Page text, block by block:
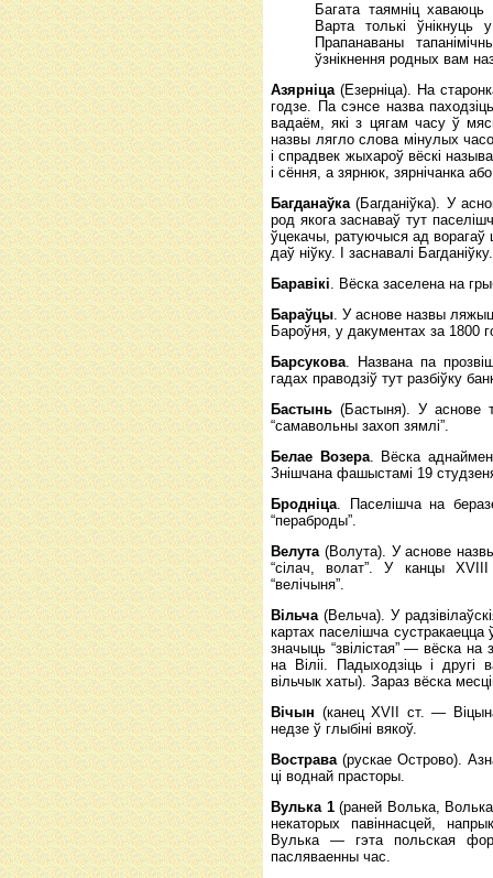
Багата таямніц
Варта толькі
Прапанаваны
ўзнікнення родных вам
Азярніца(Езерніца). На
годзе. Па сэнсе назва
вадаём, які з цягам часу ў
назвы лягло слова мінулых
і спрадвек жыхароў вёскі
і сёння, а зярнюк, зярнічанка
Багданаўка(Багданіўка). У
род якога заснаваў тут
ўцекачы, ратуючыся ад ворагаў
даў ніўку. І заснавалі Багданіўку.
Баравікі. Вёска заселена на
Бараўцы. У аснове назвы
Бароўня, у дакументах за 1800
Барсукова. Названа па
гадах праводзіў тут разбіўку
Бастынь (Бастыня). У аснове
“самавольны захоп зямлі”.
Белае Возера. Вёска
Знішчана фашыстамі 19
Бродніца. Паселішча на
“пераброды”.
Велута(Волута). У аснове
“сілач, волат”. У канцы
“велічыня”.
Вільча(Вельча). У
картах паселішча
значыць “звілістая” — вёска
на Віліі. Падыходзіць і другі
вільчык хаты). Зараз вёска
Вічын (канец XVII ст. —
недзе ў глыбіні вякоў.
Вострава(рускае Острово).
ці воднай прасторы.
Вулька 1(раней Волька,
некаторых павіннасцей,
Вулька — гэта польская
пасляваенны час.